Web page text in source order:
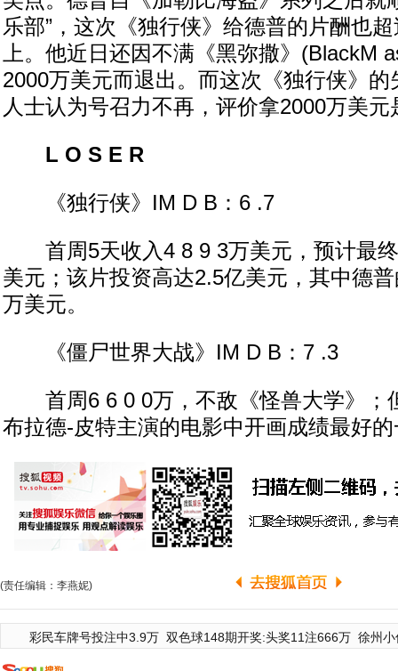
乐部”，这次《独行侠》给德普的片酬也
上。他近日还因不满《黑弥撒》(BlackM
2000万美元而退出。而这次《独行侠》
人士认为号召力不再，评价拿2000万美
L O S E R
《独行侠》IM D B：6 .7
首周5天收入4 8 9 3万美元，预计最终
美元；该片投资高达2.5亿美元，其中德
万美元。
《僵尸世界大战》IM D B：7 .3
首周6 6 0 0万，不敌《怪兽大学》；
布拉德-皮特主演的电影中开画成绩最好
(责任编辑：李燕妮)
彩民车牌号投注中3.9万 双色球148期开奖:头奖11注666万 徐州